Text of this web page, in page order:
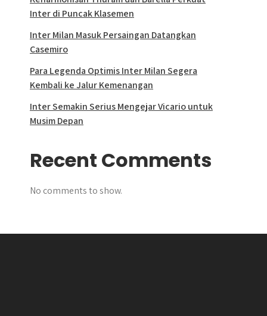
Inter di Puncak Klasemen
Inter Milan Masuk Persaingan Datangkan
Casemiro
Para Legenda Optimis Inter Milan Segera
Kembali ke Jalur Kemenangan
Inter Semakin Serius Mengejar Vicario untuk
Musim Depan
Recent Comments
No comments to show.